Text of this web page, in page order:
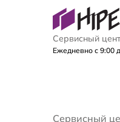
Сервисный
Ежедневно с 9:00
Сервисный